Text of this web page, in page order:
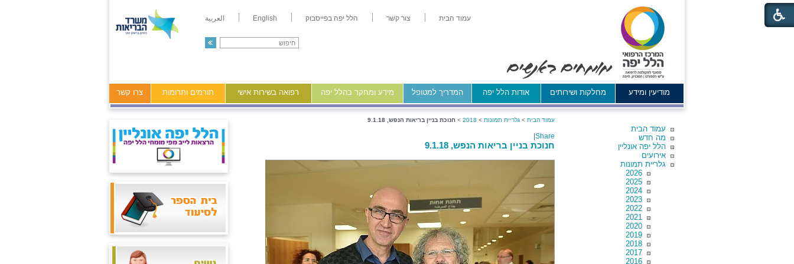
עמוד הבית צור קשר הלל יפה בפייסבוק English العربية
מודיעין ומידע מחלקות ושירותים אודות הלל יפה המדריך למטופל מידע ומחקר בהלל יפה רפואה בשירות אישי תורמים ותרומות צרו קשר
עמוד הבית
מה חדש
הלל יפה אונליין
אירועים
גלריית תמונות
2026
2025
2024
2023
2022
2021
2020
2019
2018
2017
2016
עמוד הבית > גלריית תמונות >
2018
> חנוכת בניין בריאות הנפש, 9.1.18
Share
חנוכת בניין בריאות הנפש, 9.1.18